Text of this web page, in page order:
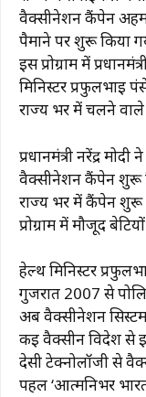
वैक्सीनेशन कैंपेन
पैमाने पर शुरू किया
इस प्रोग्राम में
मिनिस्टर प्रफुलभाई
राज्य भर में चलने वाले
प्रधानमंत्री नरेंद्र
वैक्सीनेशन कैंपेन शुरू
राज्य भर में कैंपेन शुरू
प्रोग्राम में मौजूद
हेल्थ मिनिस्टर
गुजरात 2007 से
अब वैक्सीनेशन
कई वैक्सीन विदेश से
देसी टेक्नोलॉजी से
पहल ‘आत्मनिर्भर